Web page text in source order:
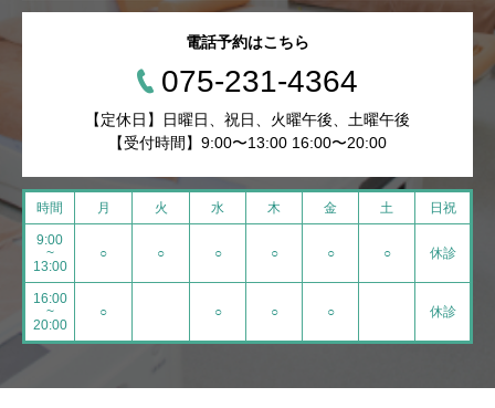
電話予約はこちら
075-231-4364
【定休日】日曜日、祝日、火曜午後、土曜午後
【受付時間】9:00〜13:00 16:00〜20:00
時間 月 火 水 木 金 土 日祝
9:00
~
13:00
○ ○ ○ ○ ○ ○ 休診
16:00
~
20:00
○ ○ ○ ○ 休診